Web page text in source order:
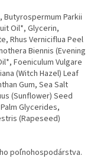
Butyrospermum Parkii
Oil*, Glycerin,
Rhus Verniciflua Peel
Biennis (Evening
Foeniculum Vulgare
(Witch Hazel) Leaf
Gum, Sea Salt
(Sunflower) Seed
Glycerides,
(Rapeseed)
poľnohospodárstva.